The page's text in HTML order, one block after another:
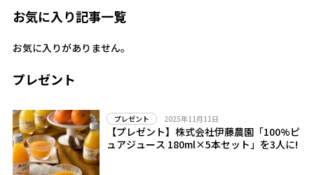
お気に入り記事一覧
お気に入りがありません。
プレゼント
プレゼント 2025年11月11日
【プレゼント】株式会社伊藤農園「100%ピ
ュアジュース 180ml×5本セット」を3人に!